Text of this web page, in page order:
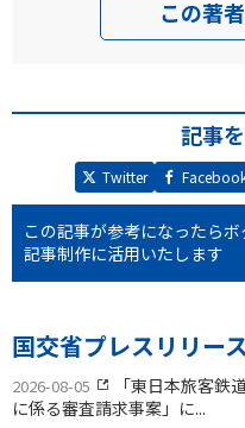
この著
記事
Twitter
この記事が参考になったらボ
記事制作に活用いたします
国交省プレスリリー
2026-08-05
「東日本旅客鉄
に係る審査請求事案」に...